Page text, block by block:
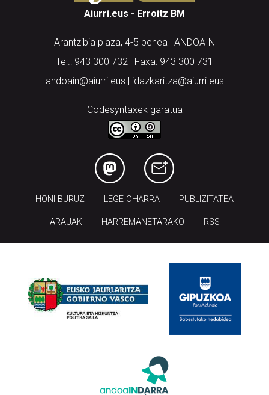
Aiurri.eus - Erroitz BM
Arantzibia plaza, 4-5 behea | ANDOAIN
Tel.: 943 300 732 | Faxa: 943 300 731
andoain@aiurri.eus | idazkaritza@aiurri.eus
Codesyntaxek garatua
HONI BURUZ LEGE OHARRA PUBLIZITATEA
ARAUAK HARREMANETARAKO RSS